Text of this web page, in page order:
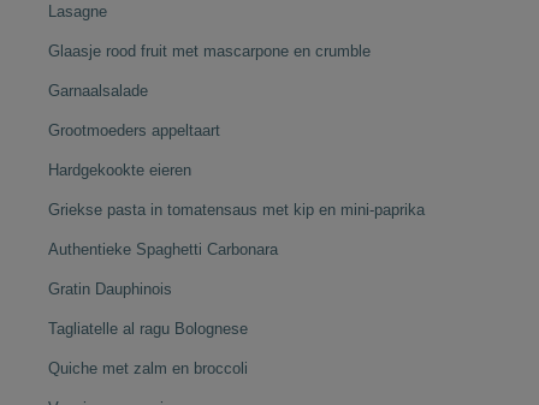
Lasagne
Glaasje rood fruit met mascarpone en crumble
Garnaalsalade
Grootmoeders appeltaart
Hardgekookte eieren
Griekse pasta in tomatensaus met kip en mini-paprika
Authentieke Spaghetti Carbonara
Gratin Dauphinois
Tagliatelle al ragu Bolognese
Quiche met zalm en broccoli